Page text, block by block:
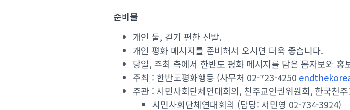
준비물
개인 물, 걷기 편한 신발.
개인 평화 메시지를 준비해서 오시면 더욱 좋습니다.
당일, 주최 측에서 한반도 평화 메시지를 담은 몸자보와 홍
주최 : 한반도평화행동 (사무처 02-723-4250
주관 : 시민사회단체연대회의, 천주교인권위원회, 한국천
시민사회단체연대회의 (담당: 서민영 02-734-3924)